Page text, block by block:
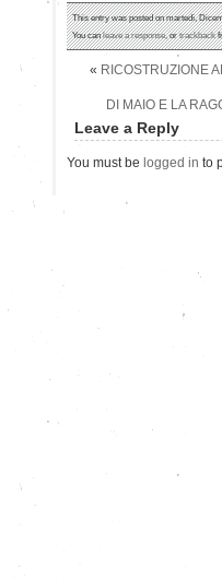
This entry was posted on martedì,
You canleave a response, ortrackback
« RICOSTRUZIONE
DI MAIO E LA
Leave a Reply
You must be logged in to